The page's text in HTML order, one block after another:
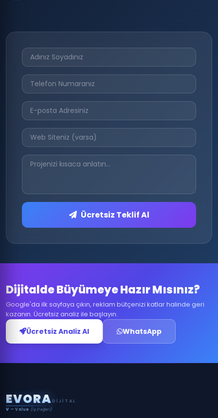
Ücretsiz Teklif Al
Dijitalde Büyümeye Hazır Mısınız?
Google'da ilk sayfaya çıkın, reklam bütçenizi katlar halinde geri
kazanın. Ücretsiz analiz ile başlayın.
Ücretsiz Analiz Al WhatsApp
EVORA DIJITAL
V — Value (İş Değeri)